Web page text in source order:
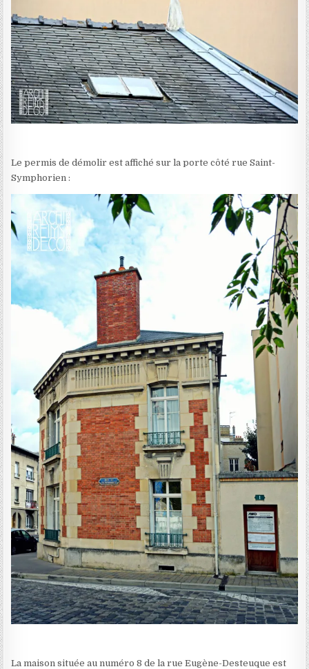
Le permis de démolir est affiché sur la porte côté rue Saint-
Symphorien :
La maison située au numéro 8 de la rue Eugène-Desteuque est